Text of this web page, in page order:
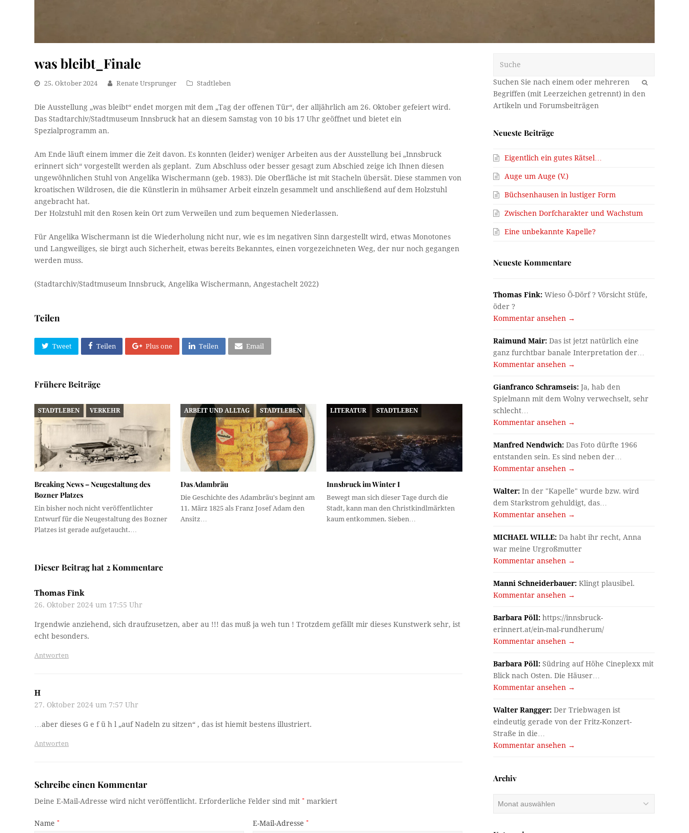
was bleibt_Finale
25. Oktober 2024 Renate Ursprunger Stadtleben
Die Ausstellung „was bleibt“ endet morgen mit dem „Tag der offenen Tür“, der alljährlich am 26. Oktober gefeiert wird.
Das Stadtarchiv/Stadtmuseum Innsbruck hat an diesem Samstag von 10 bis 17 Uhr geöffnet und bietet ein
Spezialprogramm an.
Am Ende läuft einem immer die Zeit davon. Es konnten (leider) weniger Arbeiten aus der Ausstellung bei „Innsbruck
erinnert sich“ vorgestellt werden als geplant. Zum Abschluss oder besser gesagt zum Abschied zeige ich Ihnen diesen
ungewöhnlichen Stuhl von Angelika Wischermann (geb. 1983). Die Oberfläche ist mit Stacheln übersät. Diese stammen von
kroatischen Wildrosen, die die Künstlerin in mühsamer Arbeit einzeln gesammelt und anschließend auf dem Holzstuhl
angebracht hat.
Der Holzstuhl mit den Rosen kein Ort zum Verweilen und zum bequemen Niederlassen.
Für Angelika Wischermann ist die Wiederholung nicht nur, wie es im negativen Sinn dargestellt wird, etwas Monotones
und Langweiliges, sie birgt auch Sicherheit, etwas bereits Bekanntes, einen vorgezeichneten Weg, der nur noch gegangen
werden muss.
(Stadtarchiv/Stadtmuseum Innsbruck, Angelika Wischermann, Angestachelt 2022)
Teilen
Tweet Teilen Plus one Teilen Email
Frühere Beiträge
STADTLEBEN VERKEHR
Breaking News – Neugestaltung des
Bozner Platzes
Ein bisher noch nicht veröffentlichter
Entwurf für die Neugestaltung des Bozner
Platzes ist gerade aufgetaucht.…
ARBEIT UND ALLTAG STADTLEBEN
Das Adambräu
Die Geschichte des Adambräu's beginnt am
11. März 1825 als Franz Josef Adam den
Ansitz…
LITERATUR STADTLEBEN
Innsbruck im Winter I
Bewegt man sich dieser Tage durch die
Stadt, kann man den Christkindlmärkten
kaum entkommen. Sieben…
Dieser Beitrag hat 2 Kommentare
Thomas Fink
26. Oktober 2024 um 17:55 Uhr
Irgendwie anziehend, sich draufzusetzen, aber au !!! das muß ja weh tun ! Trotzdem gefällt mir dieses Kunstwerk sehr, ist
echt besonders.
Antworten
H
27. Oktober 2024 um 7:57 Uhr
…aber dieses G e f ü h l „auf Nadeln zu sitzen“ , das ist hiemit bestens illustriert.
Antworten
Schreibe einen Kommentar
Deine E-Mail-Adresse wird nicht veröffentlicht. Erforderliche Felder sind mit* markiert
Name* E-Mail-Adresse *
OK
Neueste Beiträge
Eigentlich ein gutes Rätsel…
Auge um Auge (V.)
Büchsenhausen in lustiger Form
Zwischen Dorfcharakter und Wachstum
Eine unbekannte Kapelle?
Neueste Kommentare
Thomas Fink: Wieso Ö-Dörf ? Vörsicht Stüfe,
öder ?
Kommentar ansehen →
Raimund Mair: Das ist jetzt natürlich eine
ganz furchtbar banale Interpretation der…
Kommentar ansehen →
Gianfranco Schramseis: Ja, hab den
Spielmann mit dem Wolny verwechselt, sehr
schlecht…
Kommentar ansehen →
Manfred Nendwich: Das Foto dürfte 1966
entstanden sein. Es sind neben der…
Kommentar ansehen →
Walter: In der "Kapelle" wurde bzw. wird
dem Starkstrom gehuldigt, das…
Kommentar ansehen →
MICHAEL WILLE: Da habt ihr recht, Anna
war meine Urgroßmutter
Kommentar ansehen →
Manni Schneiderbauer: Klingt plausibel.
Kommentar ansehen →
Barbara Pöll: https://innsbruck-
erinnert.at/ein-mal-rundherum/
Kommentar ansehen →
Barbara Pöll: Südring auf Höhe Cineplexx mit
Blick nach Osten. Die Häuser…
Kommentar ansehen →
Walter Rangger: Der Triebwagen ist
eindeutig gerade von der Fritz-Konzert-
Straße in die…
Kommentar ansehen →
Archiv